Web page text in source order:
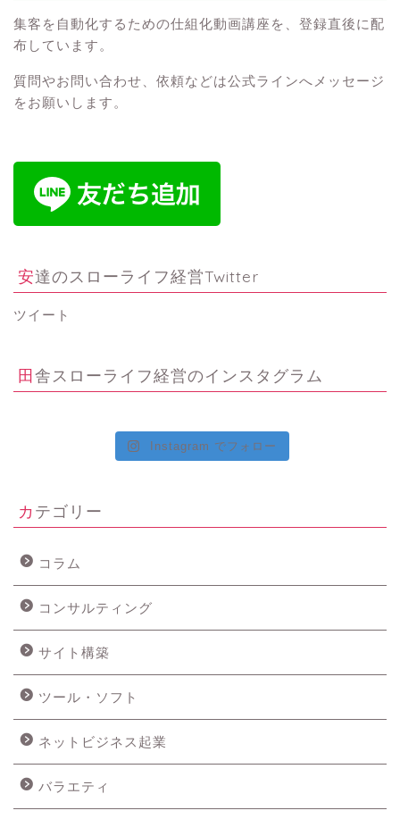
集客を自動化するための仕組化動画講座を、登録直後に配
布しています。
質問やお問い合わせ、依頼などは公式ラインへメッセージ
をお願いします。
安達のスローライフ経営Twitter
ツイート
田舎スローライフ経営のインスタグラム
Instagram でフォロー
カテゴリー
コラム
コンサルティング
サイト構築
ツール・ソフト
ネットビジネス起業
バラエティ